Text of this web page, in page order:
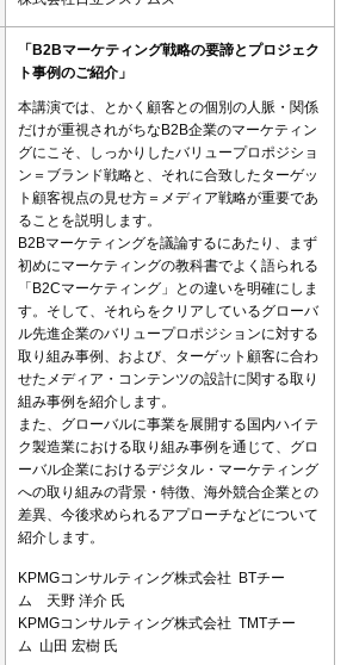
「B2Bマーケティング戦略の要諦とプロジェク
ト事例のご紹介」
本講演では、とかく顧客との個別の人脈・関係
だけが重視されがちなB2B企業のマーケティン
グにこそ、しっかりしたバリュープロポジショ
ン＝ブランド戦略と、それに合致したターゲッ
ト顧客視点の見せ方＝メディア戦略が重要であ
ることを説明します。
B2Bマーケティングを議論するにあたり、まず
初めにマーケティングの教科書でよく語られる
「B2Cマーケティング」との違いを明確にしま
す。そして、それらをクリアしているグローバ
ル先進企業のバリュープロポジションに対する
取り組み事例、および、ターゲット顧客に合わ
せたメディア・コンテンツの設計に関する取り
組み事例を紹介します。
また、グローバルに事業を展開する国内ハイテ
ク製造業における取り組み事例を通じて、グロ
ーバル企業におけるデジタル・マーケティング
への取り組みの背景・特徴、海外競合企業との
差異、今後求められるアプローチなどについて
紹介します。
KPMGコンサルティング株式会社 BTチー
ム 天野 洋介 氏
KPMGコンサルティング株式会社 TMTチー
ム 山田 宏樹 氏